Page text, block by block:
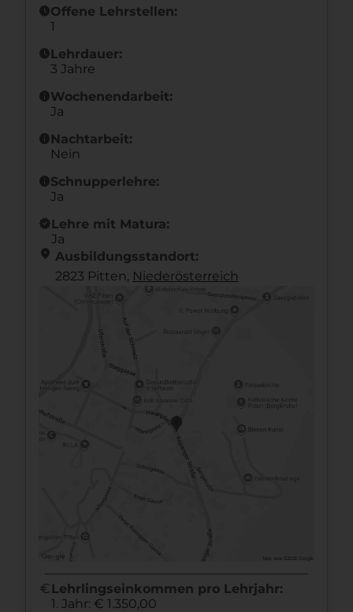
scheduleOffene Lehrstellen:
1
scheduleLehrdauer:
3 Jahre
infoWochenendarbeit:
Ja
infoNachtarbeit:
Nein
infoSchnupperlehre:
Ja
new_releasesLehre mit Matura:
Ja
location_on Ausbildungsstandort:
2823 Pitten, Nieder­österreich
euro Lehrlingseinkommen pro Lehrjahr:
1. Jahr: € 1.350,00